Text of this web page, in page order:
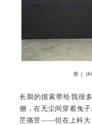
图 | 沐
长期的摸索带给我很
侧，在无尘间穿着兔
茫痛苦——但在上科大